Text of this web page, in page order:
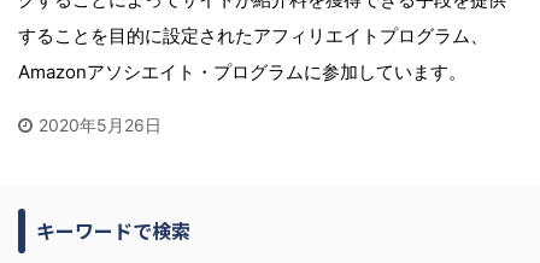
することを目的に設定されたアフィリエイトプログラム、
Amazonアソシエイト・プログラムに参加しています。
2020年5月26日
キーワードで検索